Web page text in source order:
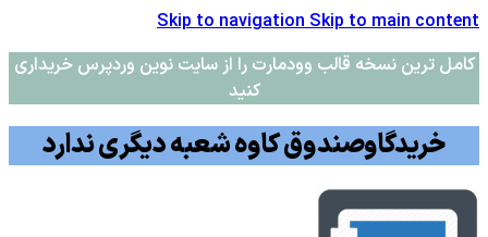
Skip to navigationSkip to main content
کامل ترین نسخه قالب وودمارت را از سایت نوین وردپرس خریداری
کنید
خریدگاوصندوق کاوه شعبه دیگری ندارد